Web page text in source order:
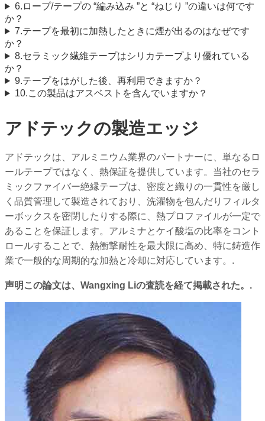
6.ロープ/テープの “編み込み ”と “ねじり ”の違いは何です
か？
7.テープを最初に加熱したときに煙が出るのはなぜです
か？
8.セラミック繊維テープはシリカテープより優れている
か？
9.テープをはがした後、再利用できますか？
10.この製品はアスベストを含んでいますか？
アドテックの製造エッジ
アドテックは、アルミニウム業界のパートナーに、単なるロ
ールテープではなく、熱保証を提供しています。当社のセラ
ミックファイバー絶縁テープは、密度と織りの一貫性を厳し
く品質管理して製造されており、洗濯物を包んだりフィルタ
ーボックスを密閉したりする際に、熱プロファイルが一定で
あることを保証します。アルミナとケイ酸塩の比率をコント
ロールすることで、熱衝撃耐性を最大限に高め、特に鋳造作
業で一般的な周期的な加熱と冷却に対応しています。.
声明この論文は、Wangxing Liの査読を経て掲載された。.